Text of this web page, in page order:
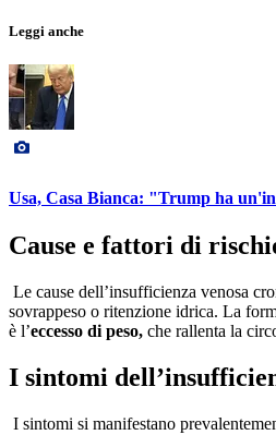
Leggi anche
Usa, Casa Bianca: "Trump ha
Cause e fattori di
Le cause dell’insufficienza venosa
sovrappeso o ritenzione idrica. La
è l’eccesso di peso, che rallenta la
I sintomi
I sintomi si manifestano